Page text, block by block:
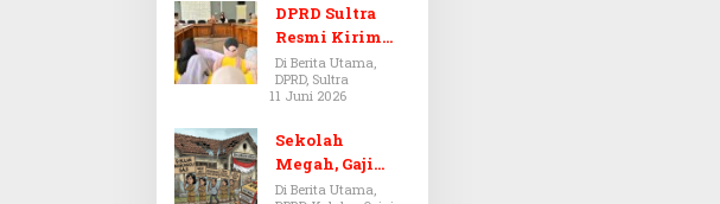
Pendidikan
DPRD Sultra
Resmi Kirim
Aspirasi Tolak
Peraturan
BPOM No. 5
Tahun 2026 ke
Komisi IX DPR
Di Berita Utama,
DPRD, Sultra
11 Juni 2026
Sekolah
Megah, Gaji
Guru Berdarah-
Di Berita Utama,